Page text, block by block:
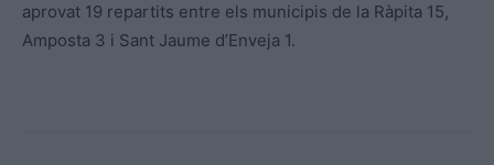
aprovat 19 repartits entre els municipis de la Ràpita 15,
Amposta 3 i Sant Jaume d’Enveja 1.